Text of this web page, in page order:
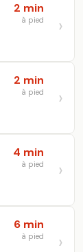
2 min
à pied
2 min
à pied
4 min
à pied
6 min
à pied